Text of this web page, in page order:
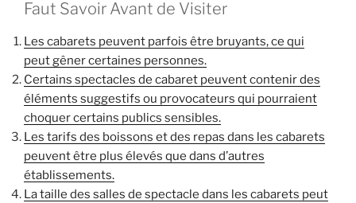
Faut Savoir Avant de Visiter
Les cabarets peuvent parfois être bruyants, ce qui
peut gêner certaines personnes.
Certains spectacles de cabaret peuvent contenir des
éléments suggestifs ou provocateurs qui pourraient
choquer certains publics sensibles.
Les tarifs des boissons et des repas dans les cabarets
peuvent être plus élevés que dans d’autres
établissements.
La taille des salles de spectacle dans les cabarets peut